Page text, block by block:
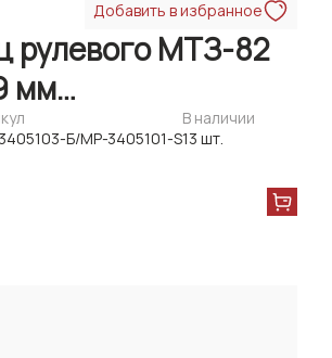
Добавить в избранное
рулевого МТЗ-82
мм
Б/MP-3405101-S
В наличии
13 шт.